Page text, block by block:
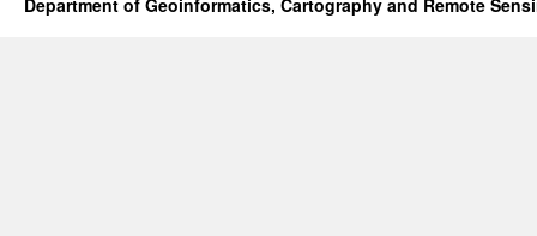
Department of Geoinformatics, Cartography and Remote